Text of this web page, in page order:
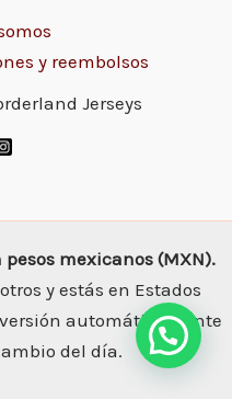
y reembolsos
Jerseys
mexicanos (MXN).
y estás en Estados
automáticamente
del día.